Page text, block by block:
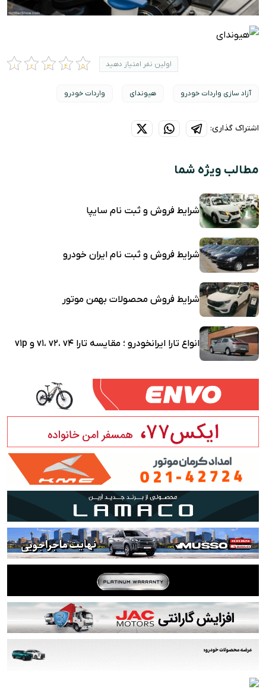
اولین نفر امتیاز دهید
آزاد سازی واردات خودرو هیوندای واردات خودرو
اشتراک گذاری:
مطالب ویژه شما
شرایط فروش و ثبت نام سایپا
شرایط فروش و ثبت نام ایران خودرو
شرایط فروش محصولات بهمن موتور
انواع تارا ایرانخودرو ؛ مقایسه تارا v1، v2، v4 و v1p